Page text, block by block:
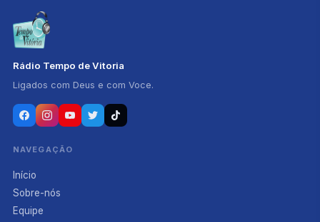
Rádio Tempo de Vitoria
Ligados com Deus e com Voce.
NAVEGAÇÃO
Início
Sobre-nós
Equipe